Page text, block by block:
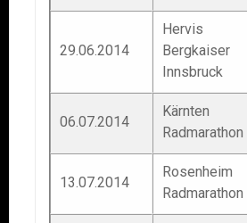
29.06.2014
Hervis
Bergkaiser
Innsbruck
06.07.2014
Kärnten
Radmarathon
13.07.2014
Rosenheim
Radmarathon